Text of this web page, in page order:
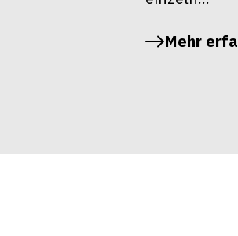
Mehr